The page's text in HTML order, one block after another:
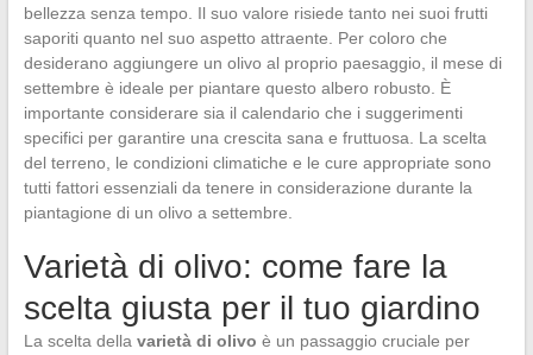
bellezza senza tempo. Il suo valore risiede tanto nei suoi frutti
saporiti quanto nel suo aspetto attraente. Per coloro che
desiderano aggiungere un olivo al proprio paesaggio, il mese di
settembre è ideale per piantare questo albero robusto. È
importante considerare sia il calendario che i suggerimenti
specifici per garantire una crescita sana e fruttuosa. La scelta
del terreno, le condizioni climatiche e le cure appropriate sono
tutti fattori essenziali da tenere in considerazione durante la
piantagione di un olivo a settembre.
Varietà di olivo: come fare la
scelta giusta per il tuo giardino
La scelta della varietà di olivo è un passaggio cruciale per